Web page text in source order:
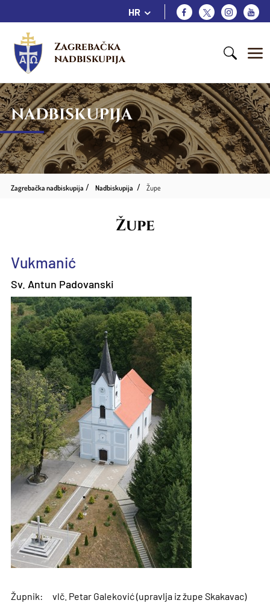
HR
Zagrebačka
nadbiskupija
NADBISKUPIJA
Zagrebačka nadbiskupija Nadbiskupija Župe
Župe
Vukmanić
Sv. Antun Padovanski
Župnik:
vlč. Petar Galeković (upravlja iz župe Skakavac)